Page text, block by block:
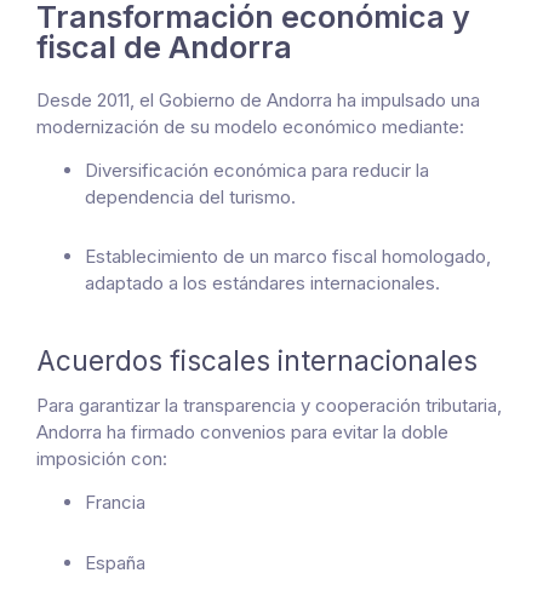
Transformación económica y
fiscal de Andorra
Desde 2011, el Gobierno de Andorra ha impulsado una
modernización de su modelo económico mediante:
Diversificación económica para reducir la
dependencia del turismo.
Establecimiento de un marco fiscal homologado,
adaptado a los estándares internacionales.
Acuerdos fiscales internacionales
Para garantizar la transparencia y cooperación tributaria,
Andorra ha firmado convenios para evitar la doble
imposición con:
Francia
España